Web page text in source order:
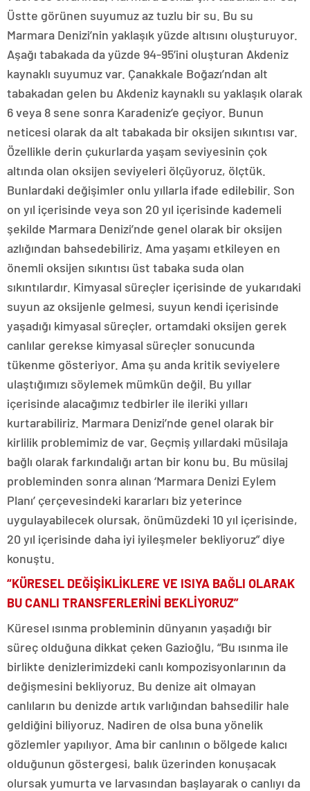
Üstte görünen suyumuz az tuzlu bir su. Bu su
Marmara Denizi’nin yaklaşık yüzde altısını oluşturuyor.
Aşağı tabakada da yüzde 94-95’ini oluşturan Akdeniz
kaynaklı suyumuz var. Çanakkale Boğazı’ndan alt
tabakadan gelen bu Akdeniz kaynaklı su yaklaşık olarak
6 veya 8 sene sonra Karadeniz’e geçiyor. Bunun
neticesi olarak da alt tabakada bir oksijen sıkıntısı var.
Özellikle derin çukurlarda yaşam seviyesinin çok
altında olan oksijen seviyeleri ölçüyoruz, ölçtük.
Bunlardaki değişimler onlu yıllarla ifade edilebilir. Son
on yıl içerisinde veya son 20 yıl içerisinde kademeli
şekilde Marmara Denizi’nde genel olarak bir oksijen
azlığından bahsedebiliriz. Ama yaşamı etkileyen en
önemli oksijen sıkıntısı üst tabaka suda olan
sıkıntılardır. Kimyasal süreçler içerisinde de yukarıdaki
suyun az oksijenle gelmesi, suyun kendi içerisinde
yaşadığı kimyasal süreçler, ortamdaki oksijen gerek
canlılar gerekse kimyasal süreçler sonucunda
tükenme gösteriyor. Ama şu anda kritik seviyelere
ulaştığımızı söylemek mümkün değil. Bu yıllar
içerisinde alacağımız tedbirler ile ileriki yılları
kurtarabiliriz. Marmara Denizi’nde genel olarak bir
kirlilik problemimiz de var. Geçmiş yıllardaki müsilaja
bağlı olarak farkındalığı artan bir konu bu. Bu müsilaj
probleminden sonra alınan ‘Marmara Denizi Eylem
Planı’ çerçevesindeki kararları biz yeterince
uygulayabilecek olursak, önümüzdeki 10 yıl içerisinde,
20 yıl içerisinde daha iyi iyileşmeler bekliyoruz” diye
konuştu.
“KÜRESEL DEĞİŞİKLİKLERE VE ISIYA BAĞLI OLARAK
BU CANLI TRANSFERLERİNİ BEKLİYORUZ”
Küresel ısınma probleminin dünyanın yaşadığı bir
süreç olduğuna dikkat çeken Gazioğlu, “Bu ısınma ile
birlikte denizlerimizdeki canlı kompozisyonlarının da
değişmesini bekliyoruz. Bu denize ait olmayan
canlıların bu denizde artık varlığından bahsedilir hale
geldiğini biliyoruz. Nadiren de olsa buna yönelik
gözlemler yapılıyor. Ama bir canlının o bölgede kalıcı
olduğunun göstergesi, balık üzerinden konuşacak
olursak yumurta ve larvasından başlayarak o canlıyı da